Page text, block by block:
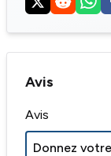
Avis
Avis
Donnez